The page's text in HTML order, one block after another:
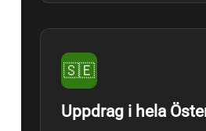
🇸🇪
Uppdrag i hela